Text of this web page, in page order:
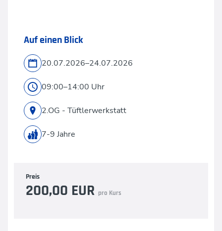
Auf einen Blick
20.07.2026–24.07.2026
09:00–14:00 Uhr
2.OG - Tüftlerwerkstatt
7-9 Jahre
Preis
200,00 EUR pro Kurs